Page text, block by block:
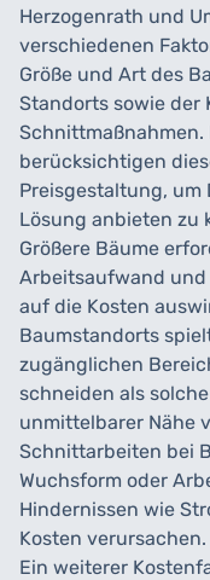
Herzogenrath und
verschiedenen
Größe und Art des
Standorts sowie der
berücksichtigen
Preisgestaltung, um
Lösung anbieten zu
Größere Bäume
Arbeitsaufwand
auf die Kosten
Baumstandorts
zugänglichen
schneiden als
unmittelbarer Nähe
Schnittarbeiten bei
Wuchsform oder
Hindernissen wie
Kosten verursachen.
Ein weiterer